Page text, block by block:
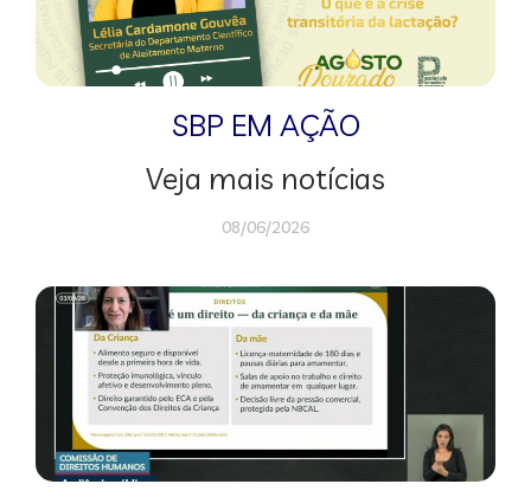
SBP EM AÇÃO
Veja mais notícias
08/06/2026